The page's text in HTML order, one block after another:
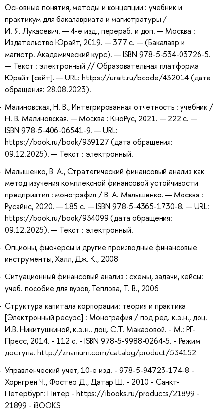
Основные понятия, методы и концепции : учебник и
практикум для бакалавриата и магистратуры /
И. Я. Лукасевич. — 4-е изд., перераб. и доп. — Москва :
Издательство Юрайт, 2019. — 377 с. — (Бакалавр и
магистр. Академический курс). — ISBN 978-5-534-03726-5.
— Текст : электронный // Образовательная платформа
Юрайт [сайт]. — URL: https://urait.ru/bcode/432014 (дата
обращения: 28.08.2023).
Малиновская, Н. В., Интегрированная отчетность : учебник /
Н. В. Малиновская. — Москва : КноРус, 2021. — 222 с. —
ISBN 978-5-406-06541-9. — URL:
https://book.ru/book/939127 (дата обращения:
09.12.2025). — Текст : электронный.
Малышенко, В. А., Стратегический финансовый анализ как
метод изучения комплексной финансовой устойчивости
предприятия : монография / В. А. Малышенко. — Москва :
Русайнс, 2020. — 185 с. — ISBN 978-5-4365-1730-8. — URL:
https://book.ru/book/934099 (дата обращения:
09.12.2025). — Текст : электронный.
Опционы, фьючерсы и другие производные финансовые
инструменты, Халл, Дж. К., 2008
Ситуационный финансовый анализ : схемы, задачи, кейсы:
учеб. пособие для вузов, Теплова, Т. В., 2006
Структура капитала корпорации: теория и практика
[Электронный ресурс] : Монография / под ред. к.э.н., доц.
И.В. Никитушкиной, к.э.н., доц. С.Т. Макаровой. - М.: РГ-
Пресс, 2014. - 112 с. - ISBN 978-5-9988-0264-5. - Режим
доступа: http://znanium.com/catalog/product/534152
Управленческий учет, 10-е изд. - 978-5-94723-174-8 -
Хорнгрен Ч., Фостер Д., Датар Ш. - 2010 - Санкт-
Петербург: Питер - https://ibooks.ru/products/21899 -
21899 - iBOOKS